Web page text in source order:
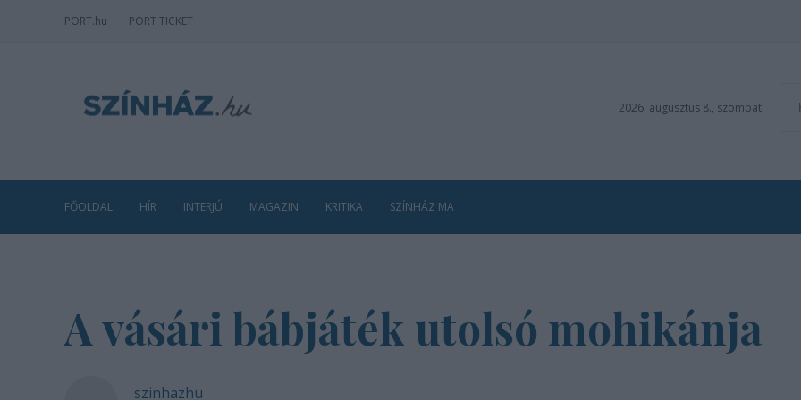
PORT.hu PORT TICKET
2026. augusztus 8., szombat
FŐOLDAL HÍR INTERJÚ MAGAZIN KRITIKA SZÍNHÁZ MA
A vásári bábjáték utolsó mohikánja
szinhazhu